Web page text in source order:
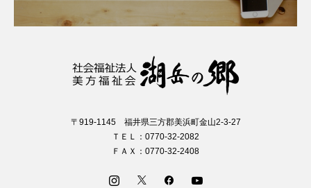
〒919-1145 福井県三方郡美浜町金山2-3-27
ＴＥＬ：0770-32-2082
ＦＡＸ：0770-32-2408